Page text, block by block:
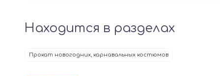
Находится в разделах
Прокат новогодних, карнавальных костюмов